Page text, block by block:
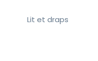
Lit et draps